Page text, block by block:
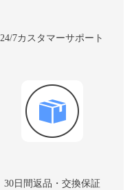
24/7カスタマーサポート
30日間返品・交換保証